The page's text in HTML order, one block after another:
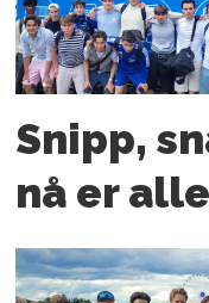
Snipp,
nå er